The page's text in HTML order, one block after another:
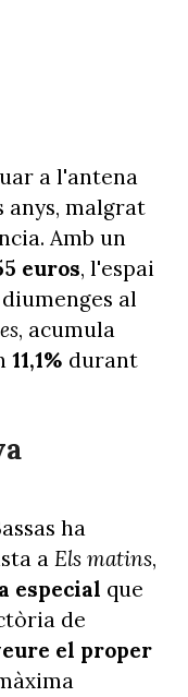
a l'antena
anys, malgrat
Amb un
euros, l'espai
al
, acumula
11,1% durant
ha
a Els matins,
especial que
de
el proper